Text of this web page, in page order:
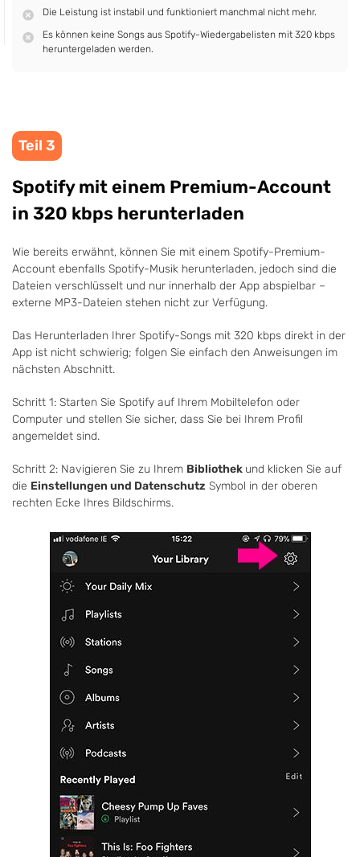
Die Leistung ist instabil und funktioniert manchmal nicht mehr.
Es können keine Songs aus Spotify-Wiedergabelisten mit 320 kbps
heruntergeladen werden.
Teil 3
Spotify mit einem Premium-Account
in 320 kbps herunterladen
Wie bereits erwähnt, können Sie mit einem Spotify-Premium-
Account ebenfalls Spotify-Musik herunterladen, jedoch sind die
Dateien verschlüsselt und nur innerhalb der App abspielbar –
externe MP3-Dateien stehen nicht zur Verfügung.
Das Herunterladen Ihrer Spotify-Songs mit 320 kbps direkt in der
App ist nicht schwierig; folgen Sie einfach den Anweisungen im
nächsten Abschnitt.
Schritt 1: Starten Sie Spotify auf Ihrem Mobiltelefon oder
Computer und stellen Sie sicher, dass Sie bei Ihrem Profil
angemeldet sind.
Schritt 2: Navigieren Sie zu Ihrem Bibliothek und klicken Sie auf
die Einstellungen und Datenschutz Symbol in der oberen
rechten Ecke Ihres Bildschirms.